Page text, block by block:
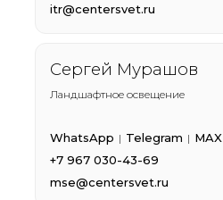
itr@centersvet.ru
Сергей Мурашов
Ландшафтное освещение
WhatsApp | Telegram | MAX
+7 967 030-43-69
mse@centersvet.ru